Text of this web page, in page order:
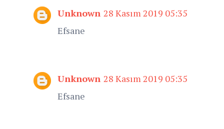
Unknown 28 Kasım 2019 05:35
Efsane
Unknown 28 Kasım 2019 05:35
Efsane